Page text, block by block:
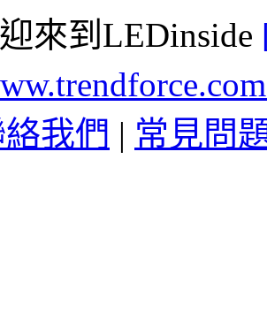
來到LEDinside
我們 | 常見問